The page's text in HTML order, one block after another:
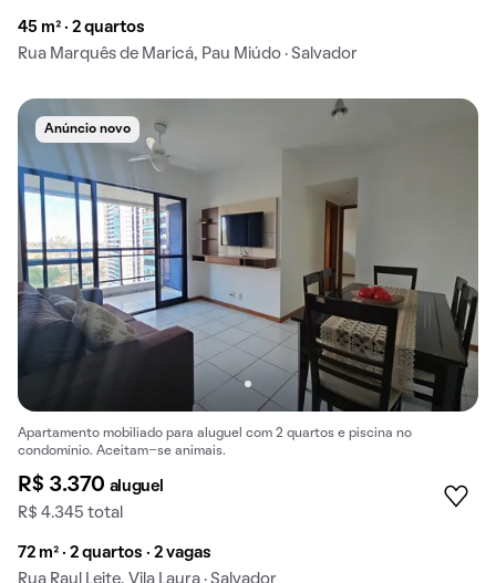
45 m² · 2 quartos
Rua Marquês de Maricá, Pau Miúdo · Salvador
Anúncio novo
Apartamento mobiliado para aluguel com 2 quartos e piscina no
condomínio. Aceitam-se animais.
R$ 3.370 aluguel
R$ 4.345 total
72 m² · 2 quartos · 2 vagas